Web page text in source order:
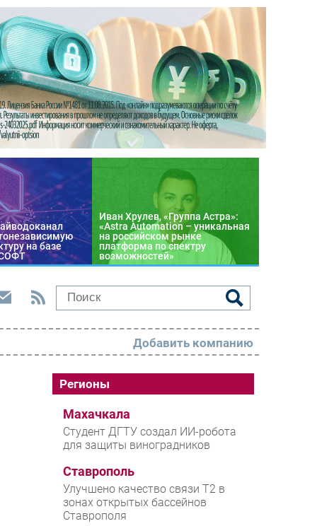
на базе
Иван Хрулев, «Группа Астра»:
«Astra Automation – уникальная
на российском рынке
платформа по спектру
возможностей»
РАЗДЕЛЫ
Новости
Аналитика
Мероприятия
Проекты
Добавить компанию
Регионы
Махачкала
Студент ДГТУ создал ИИ-робота
для защиты виноградников
Ставрополь
Улучшено качество связи T2 в
зонах открытых бассейнов
Ставрополя